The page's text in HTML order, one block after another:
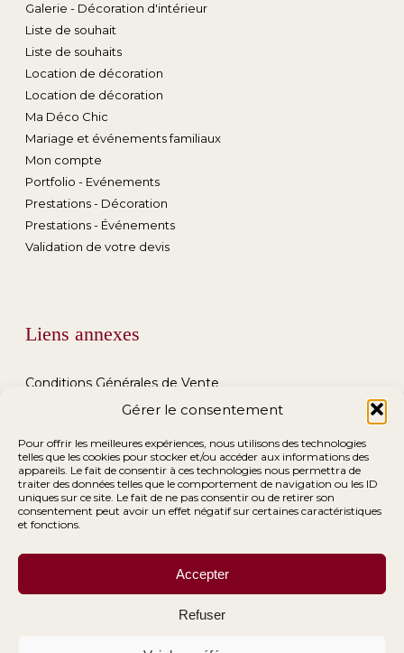
Gérer le consentement
Pour offrir les meilleures expériences, nous utilisons des technologies
telles que les cookies pour stocker et/ou accéder aux informations des
appareils. Le fait de consentir à ces technologies nous permettra de
traiter des données telles que le comportement de navigation ou les ID
uniques sur ce site. Le fait de ne pas consentir ou de retirer son
consentement peut avoir un effet négatif sur certaines caractéristiques
et fonctions.
Accepter
Refuser
Galerie - Décoration d'intérieur
Liste de souhait
Liste de souhaits
Location de décoration
Location de décoration
Ma Déco Chic
Mariage et événements familiaux
Mon compte
Portfolio - Evénements
Prestations - Décoration
Prestations - Événements
Validation de votre devis
Liens annexes
Conditions Générales de Vente
Mentions Légales